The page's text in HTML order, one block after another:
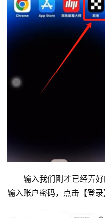
输入我们刚才已经弄
输入账户密码，点击【登录